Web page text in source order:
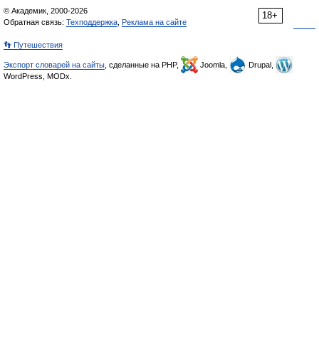
18+
© Академик, 2000-2026
Обратная связь: Техподдержка Реклама на сайте
👣 Путешествия
Экспорт словарей на сайты , сделанные на PHP, Joomla,
Drupal,
WordPress, MODx.